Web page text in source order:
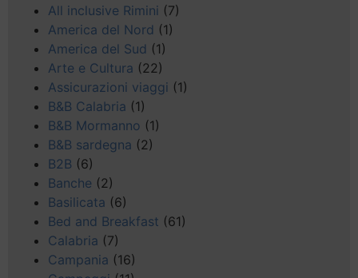
All inclusive Rimini (7)
America del Nord (1)
America del Sud (1)
Arte e Cultura (22)
Assicurazioni viaggi (1)
B&B Calabria (1)
B&B Mormanno (1)
B&B sardegna (2)
B2B (6)
Banche (2)
Basilicata (6)
Bed and Breakfast (61)
Calabria (7)
Campania (16)